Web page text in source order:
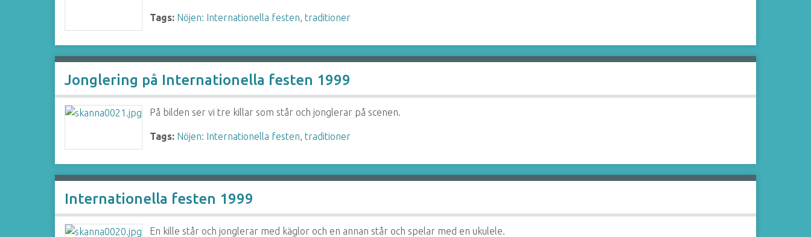
Tags: Nöjen: Internationella festen,traditioner
Jonglering på Internationella festen 1999
På bilden ser vi tre killar som står och jonglerar på scenen.
Tags: Nöjen: Internationella festen,traditioner
Internationella festen 1999
En kille står och jonglerar med käglor och en annan står och spelar med en ukulele.